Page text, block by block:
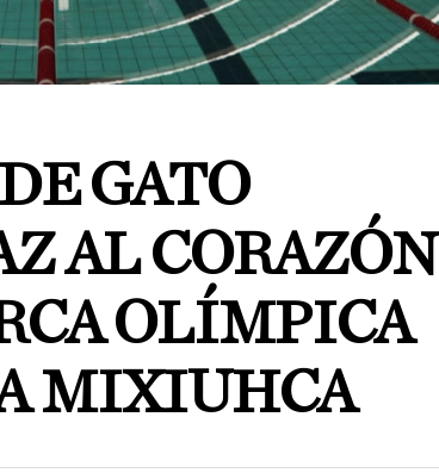
GATO
AL CORAZÓN
OLÍMPICA
MIXIUHCA